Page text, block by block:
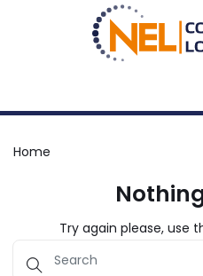
Home
Try again please, use